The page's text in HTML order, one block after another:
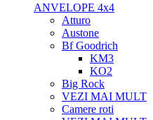
ANVELOPE 4x4
Atturo
Austone
Bf Goodrich
KM3
KO2
Big Rock
VEZI MAI MULT
Camere roti